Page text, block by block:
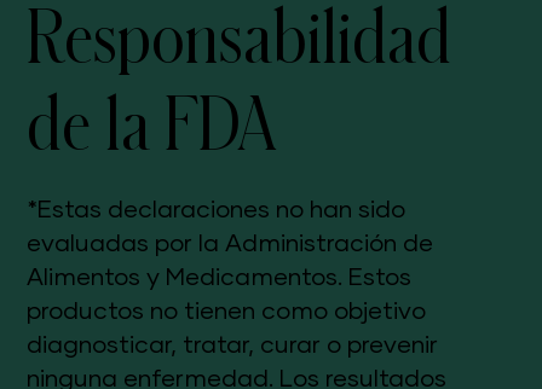
Responsabilidad
de la FDA
*Estas declaraciones no han sido
evaluadas por la Administración de
Alimentos y Medicamentos. Estos
productos no tienen como objetivo
diagnosticar, tratar, curar o prevenir
ninguna enfermedad. Los resultados